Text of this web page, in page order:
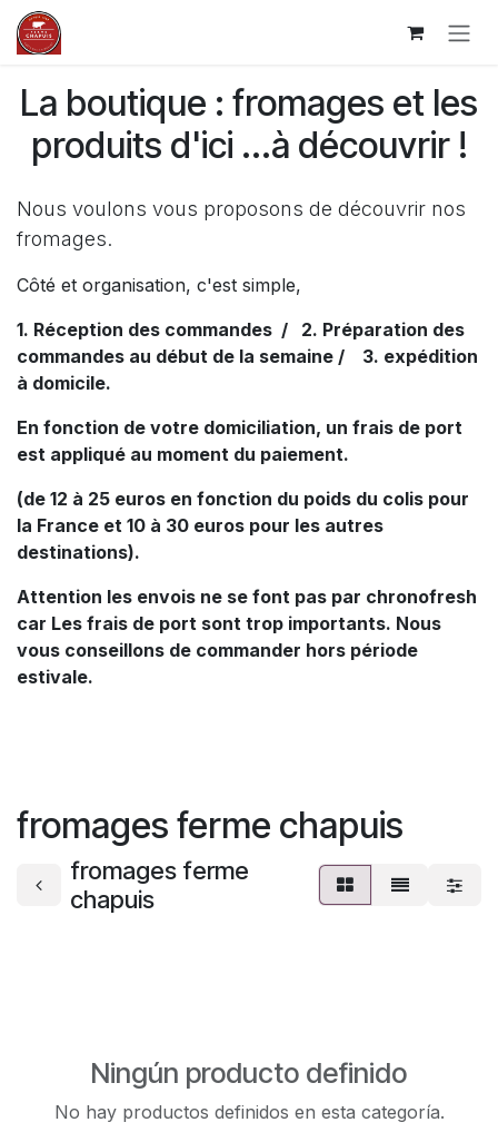
Ir al contenido
La boutique : fromages et les
produits d'ici ...à découvrir !
Nous voulons vous proposons de découvrir nos
fromages.
Côté et organisation, c'est simple,
1. Réception des commandes / 2. Préparation des
commandes au début de la semaine / 3. expédition
à domicile.
En fonction de votre domiciliation, un frais de port
est appliqué au moment du paiement.
(de 12 à 25 euros en fonction du poids du colis pour
la France et 10 à 30 euros pour les autres
destinations).
Attention les envois ne se font pas par chronofresh
car Les frais de port sont trop importants. Nous
vous conseillons de commander hors période
estivale.
fromages ferme chapuis
fromages ferme
chapuis
Ningún producto definido
No hay productos definidos en esta categoría.